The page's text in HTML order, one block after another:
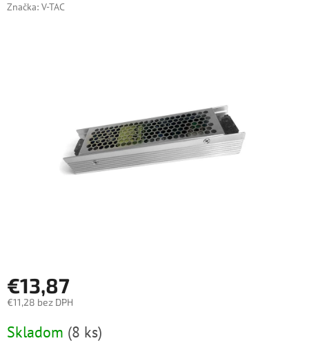
Značka: V-TAC
€13,87
€11,28 bez DPH
cena:
Skladom (8 ks)